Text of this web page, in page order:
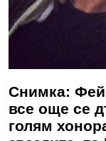
Снимка:
все още се
голям